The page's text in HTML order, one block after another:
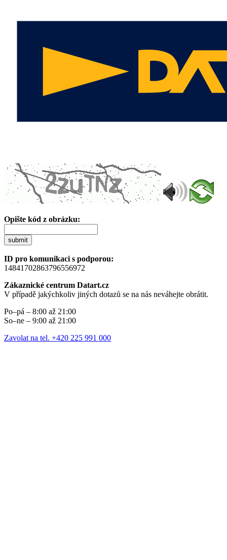
Opište kód z obrázku:
submit
ID pro komunikaci s podporou:
14841702863796556972
Zákaznické centrum Datart.cz
V případě jakýchkoliv jiných dotazů se na nás neváhejte obrátit.
Po–pá – 8:00 až 21:00
So–ne – 9:00 až 21:00
Zavolat na tel. +420 225 991 000